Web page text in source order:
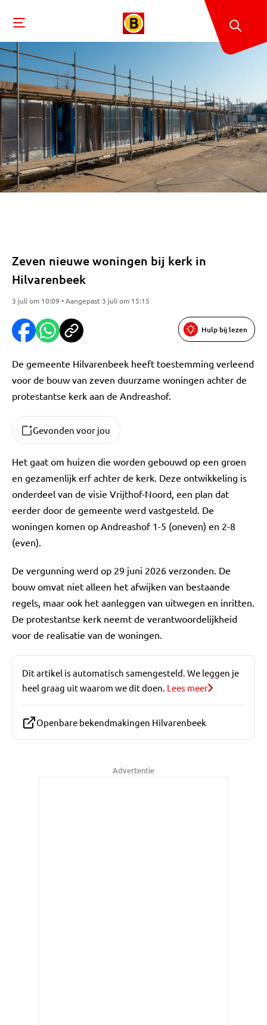
Zeven nieuwe woningen bij kerk in
Hilvarenbeek
3 juli om 10:09 • Aangepast 3 juli om 15:15
Hulp bij lezen
De gemeente Hilvarenbeek heeft toestemming verleend
voor de bouw van zeven duurzame woningen achter de
protestantse kerk aan de Andreashof.
Gevonden voor jou
Het gaat om huizen die worden gebouwd op een groen
en gezamenlijk erf achter de kerk. Deze ontwikkeling is
onderdeel van de visie Vrijthof-Noord, een plan dat
eerder door de gemeente werd vastgesteld. De
woningen komen op Andreashof 1-5 (oneven) en 2-8
(even).
De vergunning werd op 29 juni 2026 verzonden. De
bouw omvat niet alleen het afwijken van bestaande
regels, maar ook het aanleggen van uitwegen en inritten.
De protestantse kerk neemt de verantwoordelijkheid
voor de realisatie van de woningen.
Dit artikel is automatisch samengesteld. We leggen je
heel graag uit waarom we dit doen. Lees meer
Openbare bekendmakingen Hilvarenbeek
Advertentie